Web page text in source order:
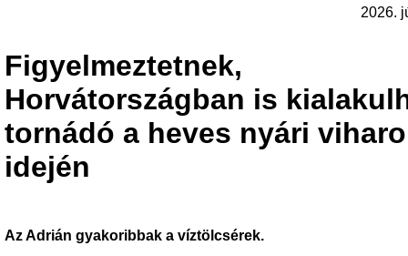
2026.
Figyelmeztetnek,
Horvátországban is
tornádó a heves nyári
idején
Az Adrián gyakoribbak a víztölcsérek.